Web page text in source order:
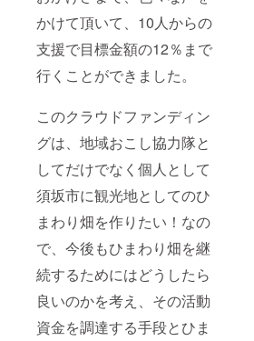
かけて頂いて、10人からの
支援で目標金額の12％まで
行くことができました。
このクラウドファンディン
グは、地域おこし協力隊と
してだけでなく個人として
須坂市に観光地としてのひ
まわり畑を作りたい！なの
で、今後もひまわり畑を継
続するためにはどうしたら
良いのかを考え、その活動
資金を調達する手段とひま